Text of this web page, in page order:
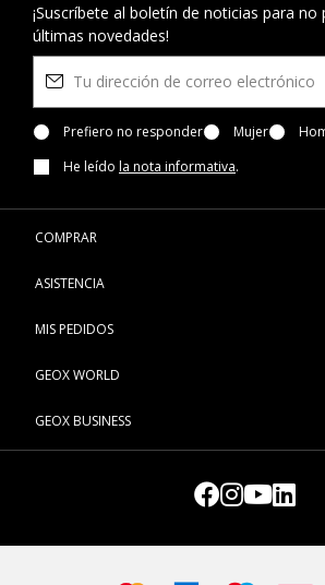
¡Suscríbete al boletín de noticias para no
últimas novedades!
Prefiero no responder Mujer
He leído la nota informativa.
COMPRAR
ASISTENCIA
MIS PEDIDOS
GEOX WORLD
GEOX BUSINESS